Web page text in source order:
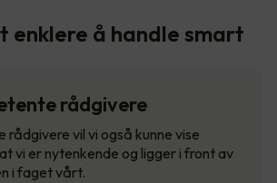
enklere å handle smart
rådgivere
rådgivere vil vi også kunne vise
vi er nytenkende og ligger i front av
i faget vårt.